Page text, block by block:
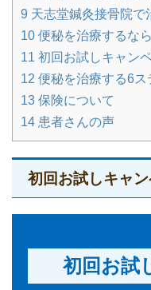
9 天志堂鍼灸接骨院で
10 便秘を治療するなら
11 初回お試しキャン
12 便秘を治療する6ス
13 保険について
14 患者さんの声
初回お試しキャ
初回お試